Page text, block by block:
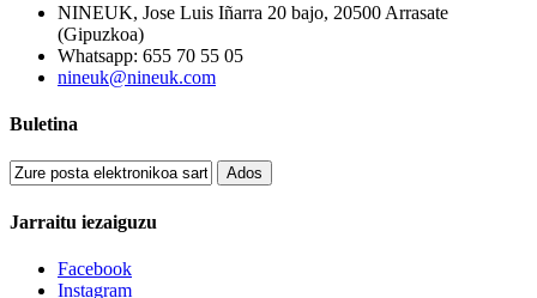
NINEUK, Jose Luis Iñarra 20 bajo, 20500 Arrasate
(Gipuzkoa)
Whatsapp: 655 70 55 05
nineuk@nineuk.com
Buletina
Ados
Jarraitu iezaiguzu
Facebook
Instagram